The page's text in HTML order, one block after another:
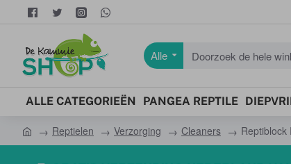
Alle
Doorzoek
hele
ALLE CATEGORIEËN PANGEA REPTILE
h
Reptielen Verzorging Cleaners Reptiblock